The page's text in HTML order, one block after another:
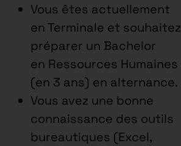
Vous êtes actuellement
en Terminale et souhaitez
préparer un Bachelor
en Ressources Humaines
(en 3 ans) en alternance.
Vous avez une bonne
connaissance des outils
bureautiques (Excel,